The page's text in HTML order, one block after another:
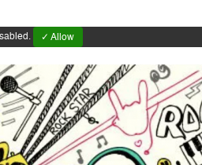
✓ Allow